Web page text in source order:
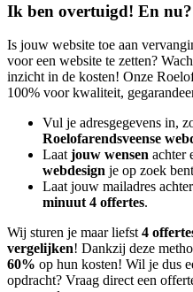
Ik ben overtuigd! En nu?
Is jouw website toe aan
voor een website te zetten?
inzicht in de kosten! Onze
100% voor kwaliteit,
Vul je adresgegevens in,
Roelofarendsveense
Laat jouw wensen achter
webdesign je op zoek
Laat jouw mailadres
minuut 4 offertes.
Wij sturen je maar liefst 4
vergelijken! Dankzij deze
60% op hun kosten! Wil je dus
opdracht? Vraag direct een